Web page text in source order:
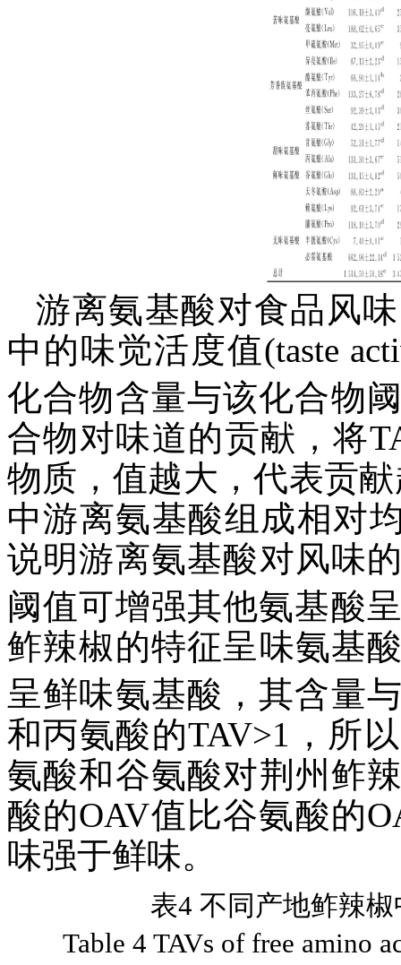
游离氨基酸对食品风
中的味觉活度值(taste
化合物含量与该化合物
合物对味道的贡献，将
物质，值越大，代表贡
中游离氨基酸组成相对
说明游离氨基酸对风味
阈值可增强其他氨基酸
鲊辣椒的特征呈味氨基
呈鲜味氨基酸，其含量
和丙氨酸的TAV>1，所
氨酸和谷氨酸对荆州鲊
酸的OAV值比谷氨酸的
味强于鲜味。
表4 不同产地鲊辣
Table 4 TAVs of free amino